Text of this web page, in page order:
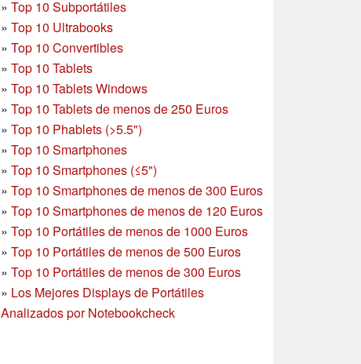
» Top 10 Subportátiles
» Top 10 Ultrabooks
» Top 10 Convertibles
» Top 10 Tablets
» Top 10 Tablets Windows
» Top 10 Tablets de menos de 250 Euros
» Top 10 Phablets (>5.5")
» Top 10 Smartphones
» Top 10 Smartphones (≤5")
» Top 10 Smartphones de menos de 300 Euros
» Top 10 Smartphonesde menos de 120 Euros
» Top 10 Portátiles de menos de 1000 Euros
» Top 10 Portátiles de menos de 500 Euros
» Top 10 Portátiles de menos de 300 Euros
» Los Mejores Displays de Portátiles
Analizados por Notebookcheck